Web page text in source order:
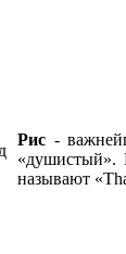
Рис -
«душистый».
называют